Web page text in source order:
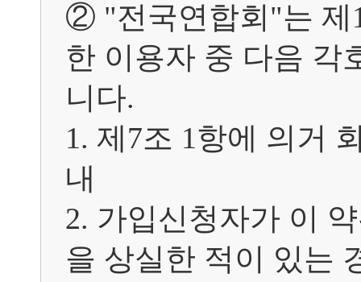
② "전국연합회"는 제
한 이용자 중 다음 각
니다.
1. 제7조 1항에 의거
내
2. 가입신청자가 이
을 상실한 적이 있는